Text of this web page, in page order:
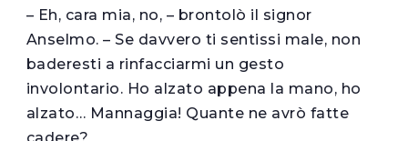
– Eh, cara mia, no, – brontolò il signor
Anselmo. – Se davvero ti sentissi male, non
baderesti a rinfacciarmi un gesto
involontario. Ho alzato appena la mano, ho
alzato… Mannaggia! Quante ne avrò fatte